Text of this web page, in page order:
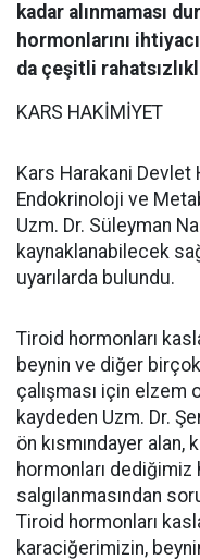
kadar alınmaması
hormonlarını
da çeşitli
KARS HAKİMİYET
Kars Harakani Devlet
Endokrinoloji ve
Uzm. Dr. Süleyman
kaynaklanabilecek
uyarılarda bulundu.
Tiroid hormonları
beynin ve diğer
çalışması için elzem
kaydeden Uzm. Dr.
ön kısmındayer
hormonları
salgılanmasından
Tiroid hormonları
karaciğerimizin,